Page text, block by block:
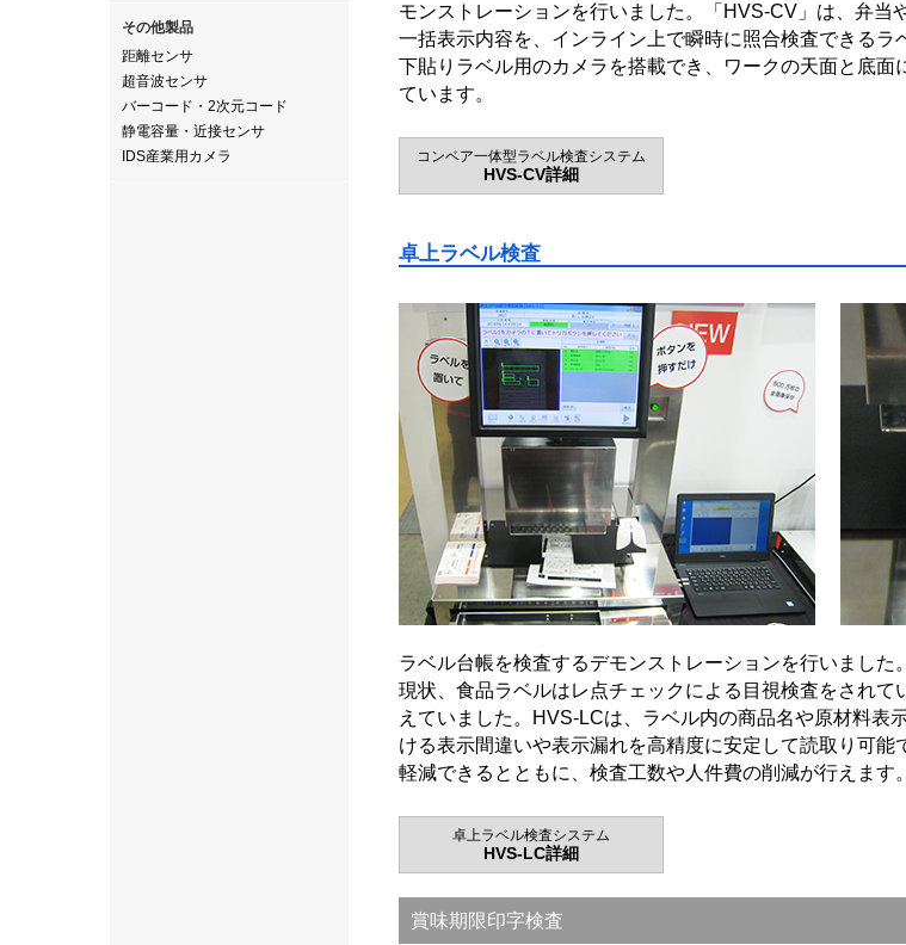
その他製品
距離センサ
超音波センサ
バーコード・2次元コード
静電容量・近接センサ
IDS産業用カメラ
モンストレーションを行いました。「HVS-CV」は、弁当
一括表示内容を、インライン上で瞬時に照合検査できる
下貼りラベル用のカメラを搭載でき、ワークの天面と底面
ています。
コンベア一体型ラベル検査システム
HVS-CV詳細
卓上ラベル検査
ラベル台帳を検査するデモンストレーションを行いました。
現状、食品ラベルはレ点チェックによる目視検査をされ
えていました。HVS-LCは、ラベル内の商品名や原材料表
ける表示間違いや表示漏れを高精度に安定して読取り可
軽減できるとともに、検査工数や人件費の削減が行えます。
卓上ラベル検査システム
HVS-LC詳細
賞味期限印字検査